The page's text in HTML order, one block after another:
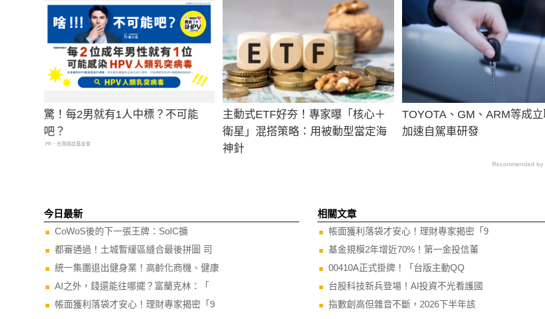
驚！每2男就有1人中標？不可能
吧？
PR・台灣癌症基金會
主動式ETF好夯！專家曝「核心＋
衛星」混搭策略：用被動型當定海
神針
TOYOTA、GM、ARM等成
加速自駕車研發
Recommended by
今日最新
CoWoS後的下一張王牌：SoIC擴
都審通過！土城暫緩區縫合最後拼圖 司
統一集團退出健身業！高齡化商機、健康
AI之外，錢還能往哪擺？富蘭克林：「
帳面獲利落袋才安心！理財專家揭密「9
相關文章
帳面獲利落袋才安心！理財專家揭密「9
基金規模2年增近70%！第一金投信董
00410A正式掛牌！「台版主動QQ
台股科技新兵登場！AI投資不光看護國
指數創高但雜音不斷，2026下半年該